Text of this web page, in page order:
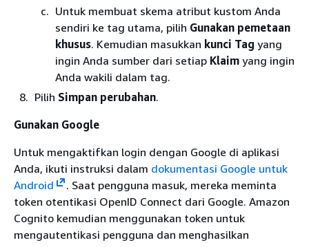
Untuk membuat skema atribut kustom Anda
sendiri ke tag utama, pilih Gunakan pemetaan
khusus. Kemudian masukkan kunci Tag yang
ingin Anda sumber dari setiap Klaim yang ingin
Anda wakili dalam tag.
Pilih Simpan perubahan.
Gunakan Google
Untuk mengaktifkan login dengan Google di aplikasi
Anda, ikuti instruksi dalam dokumentasi Google untuk
Android
. Saat pengguna masuk, mereka meminta
token otentikasi OpenID Connect dari Google. Amazon
Cognito kemudian menggunakan token untuk
mengautentikasi pengguna dan menghasilkan